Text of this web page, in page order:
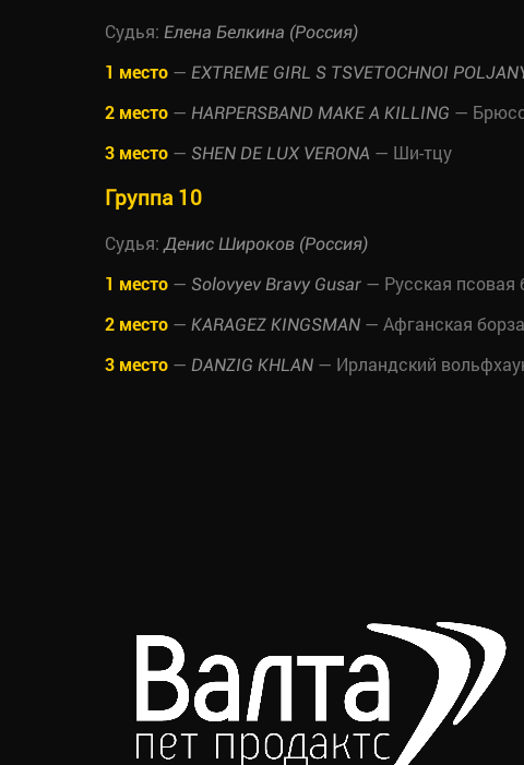
Судья: Елена Белкина (Россия)
1 место — EXTREME GIRL S TSVETOCHNOI
2 место — HARPERSBAND MAKE A KILLING —
3 место — SHEN DE LUX VERONA — Ши-тцу
Группа 10
Судья: Денис Широков (Россия)
1 место — Solovyev Bravy Gusar — Русская псовая
2 место — KARAGEZ KINGSMAN — Афганская
3 место — DANZIG KHLAN — Ирландский